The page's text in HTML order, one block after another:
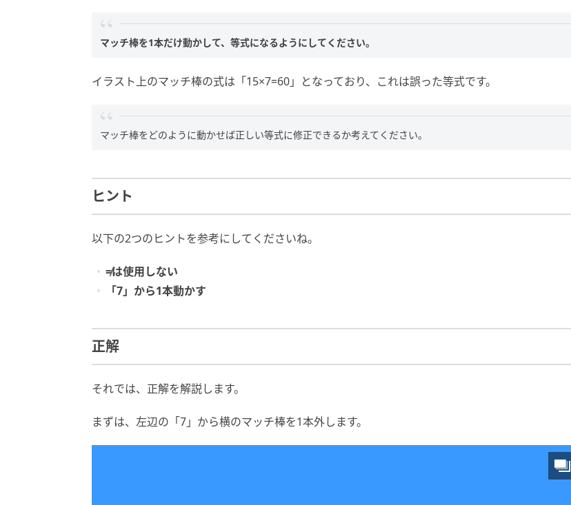
マッチ棒を1本だけ動かして、等式になるようにしてください。
イラスト上のマッチ棒の式は「15×7=60」となっており、これは誤った等式です。
マッチ棒をどのように動かせば正しい等式に修正できるか考えてください。
ヒント
以下の2つのヒントを参考にしてくださいね。
≠は使用しない
「7」から1本動かす
正解
それでは、正解を解説します。
まずは、左辺の「7」から横のマッチ棒を1本外します。